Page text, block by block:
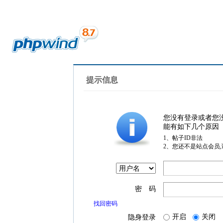
提示信息
您没有登录或者您
能有如下几个原因
1、帖子ID非法
2、您还不是站点会员
密 码
找回密码
隐身登录 开启 关闭